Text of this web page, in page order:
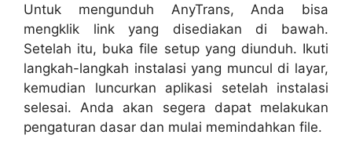
Untuk mengunduh AnyTrans, Anda bisa
mengklik link yang disediakan di bawah.
Setelah itu, buka file setup yang diunduh. Ikuti
langkah-langkah instalasi yang muncul di layar,
kemudian luncurkan aplikasi setelah instalasi
selesai. Anda akan segera dapat melakukan
pengaturan dasar dan mulai memindahkan file.